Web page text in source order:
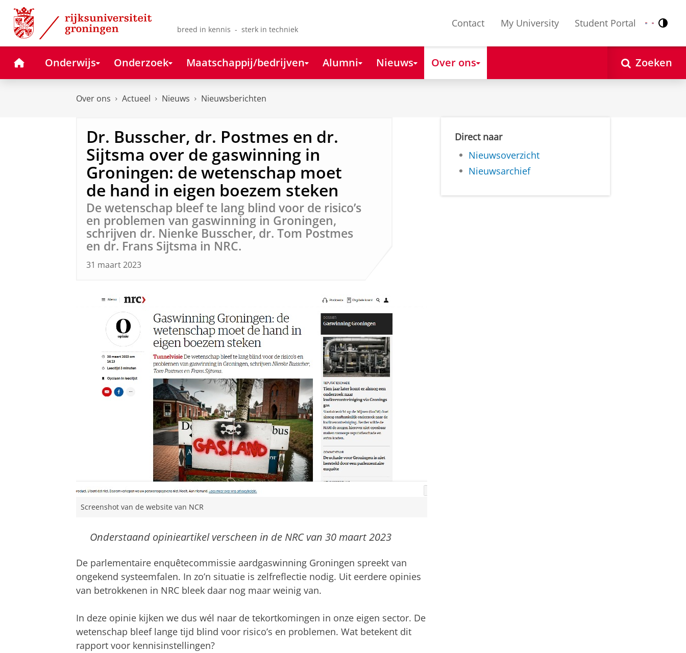
Skip
Content
Skip
Navigation
breed in kennis - sterk in techniek
Contact My University Student Portal Nederlands
English
HomeOnderwijs Onderzoek Maatschappij/bedrijven Alumni Nieuws Over ons Zoeken
Over ons Actueel Nieuws Nieuwsberichten
Dr. Busscher, dr. Postmes en dr.
Sijtsma over de gaswinning in
Groningen: de wetenschap moet
de hand in eigen boezem steken
De wetenschap bleef te lang blind voor de risico’s
en problemen van gaswinning in Groningen,
schrijven dr. Nienke Busscher, dr. Tom Postmes
en dr. Frans Sijtsma in NRC.
31 maart 2023
Screenshot van de website van NCR
Onderstaand opinieartikel verscheen in de NRC van 30 maart 2023
De parlementaire enquêtecommissie aardgaswinning Groningen spreekt van
ongekend systeemfalen. In zo’n situatie is zelfreflectie nodig. Uit eerdere opinies
van betrokkenen in NRC bleek daar nog maar weinig van.
In deze opinie kijken we dus wél naar de tekortkomingen in onze eigen sector. De
wetenschap bleef lange tijd blind voor risico’s en problemen. Wat betekent dit
rapport voor kennisinstellingen?
Direct naar
Nieuwsoverzicht
Nieuwsarchief